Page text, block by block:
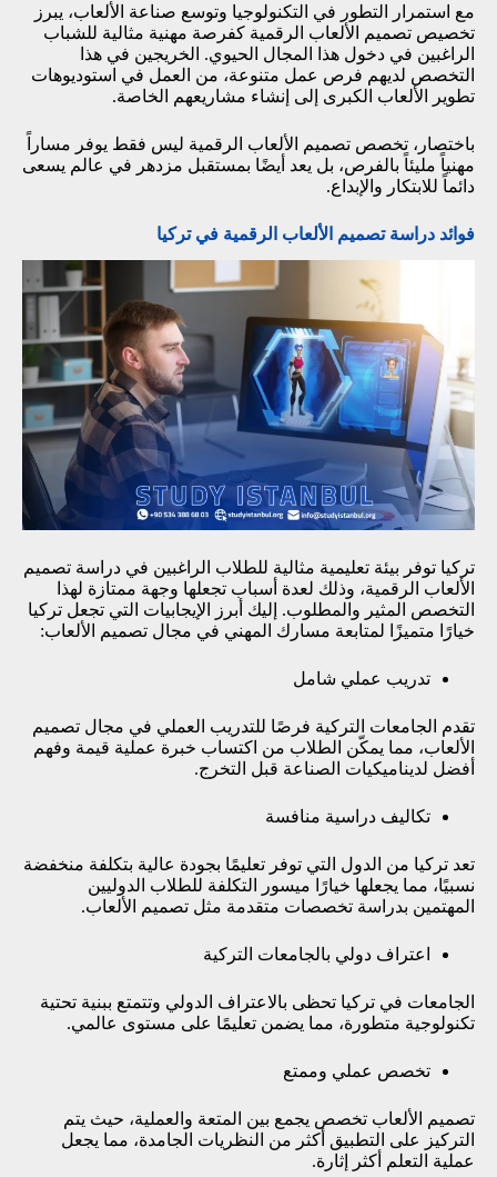
مع استمرار التطور في التكنولوجيا وتوسع صناعة الألعاب، يبرز
تخصيص تصميم الألعاب الرقمية كفرصة مهنية مثالية للشباب
الراغبين في دخول هذا المجال الحيوي. الخريجين في هذا
التخصص لديهم فرص عمل متنوعة، من العمل في استوديوهات
تطوير الألعاب الكبرى إلى إنشاء مشاريعهم الخاصة.
باختصار، تخصص تصميم الألعاب الرقمية ليس فقط يوفر مساراً
مهنياً مليئاً بالفرص، بل يعد أيضًا بمستقبل مزدهر في عالم يسعى
دائماً للابتكار والإبداع.
فوائد دراسة تصميم الألعاب الرقمية في تركيا
تركيا توفر بيئة تعليمية مثالية للطلاب الراغبين في دراسة تصميم
الألعاب الرقمية، وذلك لعدة أسباب تجعلها وجهة ممتازة لهذا
التخصص المثير والمطلوب. إليك أبرز الإيجابيات التي تجعل تركيا
خيارًا متميزًا لمتابعة مسارك المهني في مجال تصميم الألعاب:
تدريب عملي شامل
تقدم الجامعات التركية فرصًا للتدريب العملي في مجال تصميم
الألعاب، مما يمكّن الطلاب من اكتساب خبرة عملية قيمة وفهم
أفضل لديناميكيات الصناعة قبل التخرج.
تكاليف دراسية منافسة
تعد تركيا من الدول التي توفر تعليمًا بجودة عالية بتكلفة منخفضة
نسبيًا، مما يجعلها خيارًا ميسور التكلفة للطلاب الدوليين
المهتمين بدراسة تخصصات متقدمة مثل تصميم الألعاب.
اعتراف دولي بالجامعات التركية
الجامعات في تركيا تحظى بالاعتراف الدولي وتتمتع ببنية تحتية
تكنولوجية متطورة، مما يضمن تعليمًا على مستوى عالمي.
تخصص عملي وممتع
تصميم الألعاب تخصص يجمع بين المتعة والعملية، حيث يتم
التركيز على التطبيق أكثر من النظريات الجامدة، مما يجعل
عملية التعلم أكثر إثارة.